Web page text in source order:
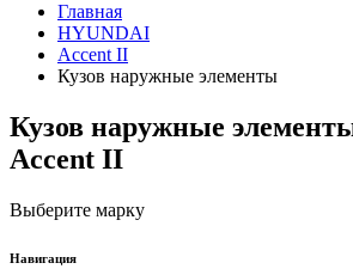
Главная
HYUNDAI
Accent II
Кузов наружные элементы
Кузов наружные
Accent II
Выберите марку
Навигация